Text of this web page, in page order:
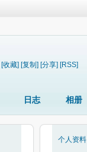
[收藏] [复制] [分享] [RSS]
日志 相册
个人资料